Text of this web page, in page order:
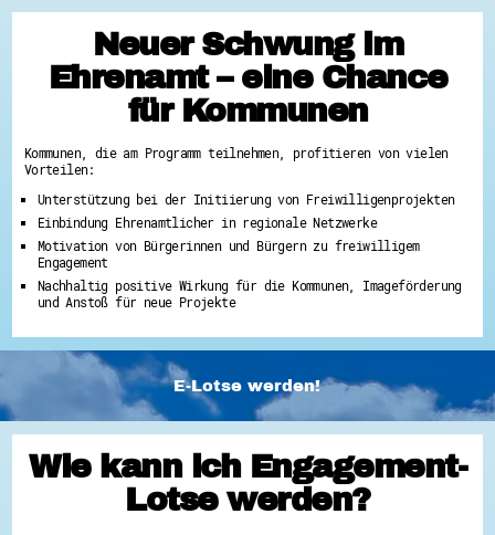
Neuer Schwung im
Ehrenamt – eine Chance
für Kommunen
Kommunen, die am Programm teilnehmen, profitieren von vielen
Vorteilen:
Unterstützung bei der Initiierung von Freiwilligenprojekten
Einbindung Ehrenamtlicher in regionale Netzwerke
Motivation von Bürgerinnen und Bürgern zu freiwilligem
Engagement
Nachhaltig positive Wirkung für die Kommunen, Imageförderung
und Anstoß für neue Projekte
E-Lotse werden!
Wie kann ich Engagement-
Lotse werden?